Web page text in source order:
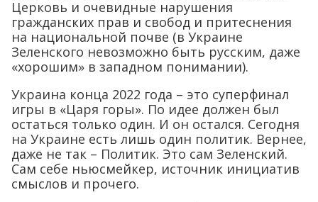
Церковь и очевидные нарушения
гражданских прав и свобод и притеснения
на национальной почве (в Украине
Зеленского невозможно быть русским, даже
«хорошим» в западном понимании).
Украина конца 2022 года – это суперфинал
игры в «Царя горы». По идее должен был
остаться только один. И он остался. Сегодня
на Украине есть лишь один политик. Вернее,
даже не так – Политик. Это сам Зеленский.
Сам себе ньюсмейкер, источник инициатив
смыслов и прочего.